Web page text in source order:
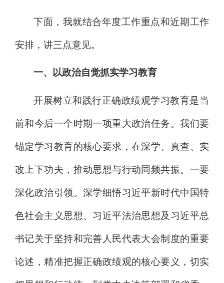
下面，我就结合年度工作重点和近期工作
安排， 讲三点意见。
一、以政治自觉抓实学习教育
开展树立和践行正确政绩观学习教育是当
前和今后一个时期一项重大政治任务。我们要
锚定学习教育的核心要求，在深学、真查、实
改上下功夫，推动思想与行动同频共振。 一要
深化政治引领。 深学细悟习近平新时代中国特
色社会主义思想、习近平法治思想及习近平总
书记关于坚持和完善人民代表大会制度的重要
论述，精准把握正确政绩观的核心要义，切实